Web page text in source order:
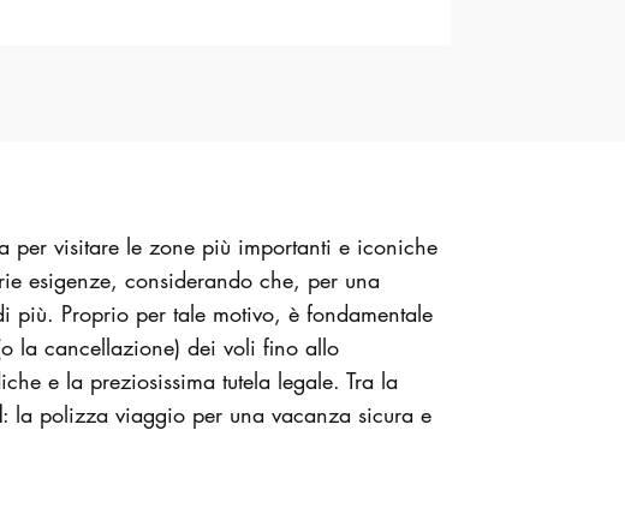
per visitare le zone più importanti e iconiche
esigenze, considerando che, per una
più. Proprio per tale motivo, è fondamentale
la cancellazione) dei voli fino allo
e la preziosissima tutela legale. Tra la
: la polizza viaggio per una vacanza sicura e